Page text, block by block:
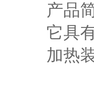
产品
它具
加热